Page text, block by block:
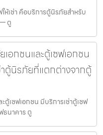
ให้เช่า คือบริการตู้นิรภัยสำหรับ
ตู
อกชนและตู้เซฟเอกชน
าตู้นิรภัยที่แตกต่างจากตู้
เซฟเอกชน มีบริการเช่าตู้เซฟ
ธนาคาร ตู